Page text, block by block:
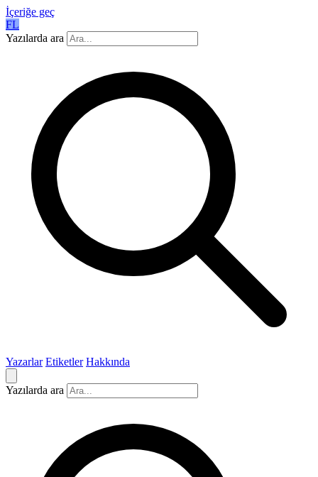
İçeriğe geç
FL
Yazılarda ara
Yazarlar Etiketler Hakkında
Yazılarda ara